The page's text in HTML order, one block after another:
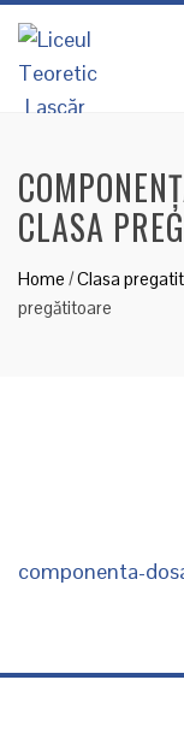
CLASA
Home /Clasa
pregătitoare
componenta-